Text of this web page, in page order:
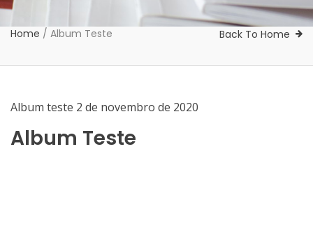
Home / Album Teste Back To Home
Album teste 2 de novembro de 2020
Album Teste